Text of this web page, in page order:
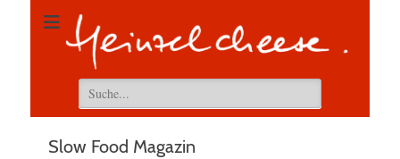
Suchen
nach:
Slow Food Magazin